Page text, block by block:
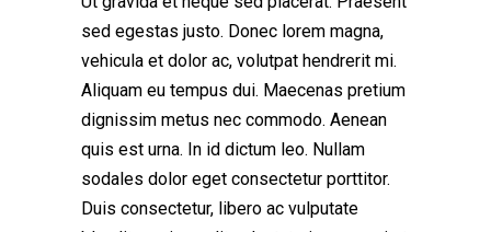
sed egestas justo. Donec lorem magna,
vehicula et dolor ac, volutpat hendrerit mi.
Aliquam eu tempus dui. Maecenas pretium
dignissim metus nec commodo. Aenean
quis est urna. In id dictum leo. Nullam
sodales dolor eget consectetur porttitor.
Duis consectetur, libero ac vulputate